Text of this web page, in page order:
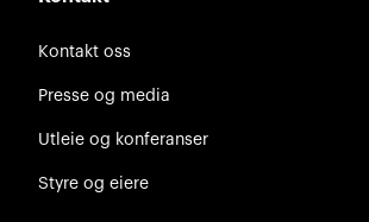
Kontakt oss
Presse og media
Utleie og konferanser
Styre og eiere